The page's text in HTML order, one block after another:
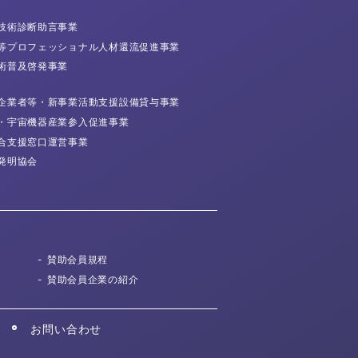
術診断助言事業
プロフェッショナル 人材還流促進事業
普及啓発事業
業者等・ 新事業活動支援設備貸与事業
宇宙機器産業参入促進事業
支援窓口運営事業
明協会
賛助会員規程
賛助会員企業の紹介
お問い合わせ